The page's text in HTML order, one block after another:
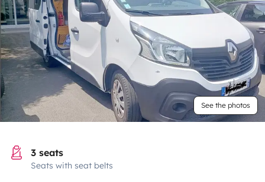
See the photos
3 seats
Seats with seat belts